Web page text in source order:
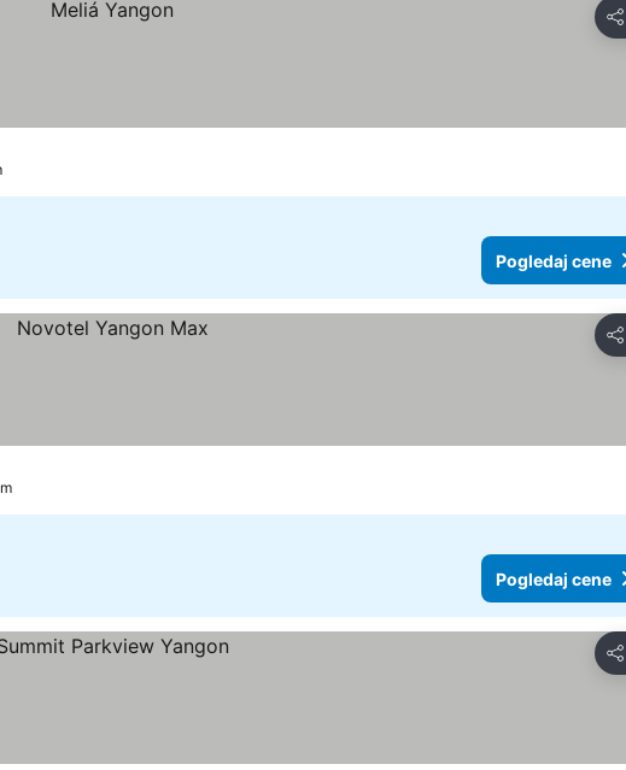
Deli
Pogledaj cene
Deli
Pogledaj cene
Deli